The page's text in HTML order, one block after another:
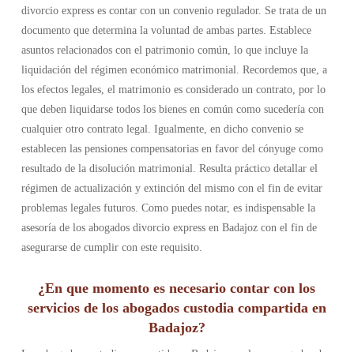
divorcio express es contar con un convenio regulador. Se trata de un
documento que determina la voluntad de ambas partes. Establece
asuntos relacionados con el patrimonio común, lo que incluye la
liquidación del régimen económico matrimonial. Recordemos que, a
los efectos legales, el matrimonio es considerado un contrato, por lo
que deben liquidarse todos los bienes en común como sucedería con
cualquier otro contrato legal. Igualmente, en dicho convenio se
establecen las pensiones compensatorias en favor del cónyuge como
resultado de la disolución matrimonial. Resulta práctico detallar el
régimen de actualización y extinción del mismo con el fin de evitar
problemas legales futuros. Como puedes notar, es indispensable la
asesoría de los abogados divorcio express en Badajoz con el fin de
asegurarse de cumplir con este requisito.
¿En que momento es necesario contar con los
servicios de los abogados custodia compartida en
Badajoz?